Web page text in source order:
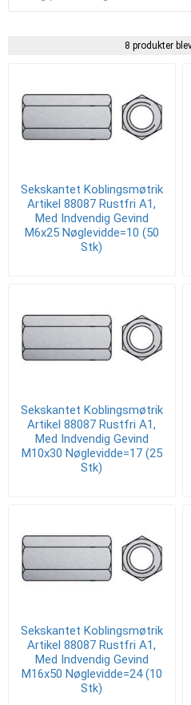
8 produkter
Sekskantet Koblingsmøtrik
Artikel 88087 Rustfri A1,
Med Indvendig Gevind
M6x25 Nøglevidde=10 (50
Stk)
Sekskantet Koblingsmøtrik
Artikel 88087 Rustfri A1,
Med Indvendig Gevind
M10x30 Nøglevidde=17 (25
Stk)
Sekskantet Koblingsmøtrik
Artikel 88087 Rustfri A1,
Med Indvendig Gevind
M16x50 Nøglevidde=24 (10
Stk)